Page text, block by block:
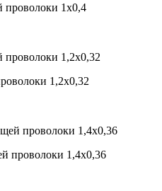
проволоки 1х0,4
1,2х0,32
проволоки 1,4х0,36